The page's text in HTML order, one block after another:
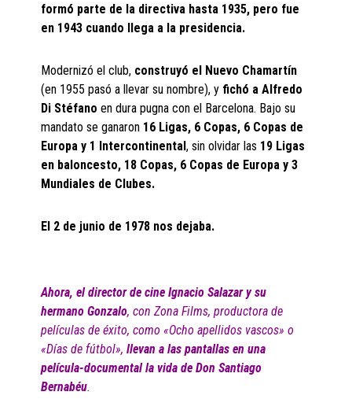
formó parte de la directiva hasta 1935, pero fue
en 1943 cuando llega a la presidencia.
Modernizó el club, construyó el Nuevo Chamartín
(en 1955 pasó a llevar su nombre), y fichó a Alfredo
Di Stéfano en dura pugna con el Barcelona. Bajo su
mandato se ganaron 16 Ligas, 6 Copas, 6 Copas de
Europa y 1 Intercontinental, sin olvidar las 19 Ligas
en baloncesto, 18 Copas, 6 Copas de Europa y 3
Mundiales de Clubes.
El 2 de junio de 1978 nos dejaba.
Ahora, el director de cine Ignacio Salazar y su
hermano Gonzalo, con Zona Films, productora de
películas de éxito, como «Ocho apellidos vascos» o
«Días de fútbol»,llevan a las pantallas en una
película-documental la vida de Don Santiago
Bernabéu.